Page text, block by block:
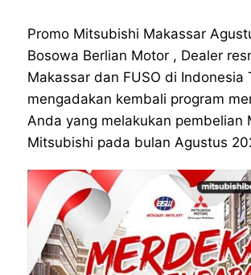
Promo Mitsubishi Makassar
Bosowa Berlian Motor , Dealer
Makassar dan FUSO di Indonesia
mengadakan kembali program
Anda yang melakukan pembelian
Mitsubishi pada bulan Agustus